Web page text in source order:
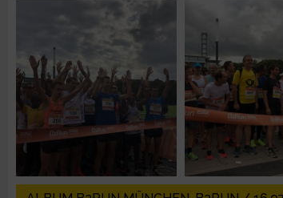
Verwendung von Profilen zur Auswahl
Messung der Werbeleistung
Messung der Performance von Inhalten
Analyse von Zielgruppen durch Statistiken oder